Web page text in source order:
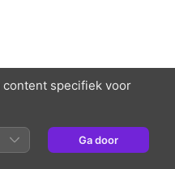
content specifiek voor
Ga door